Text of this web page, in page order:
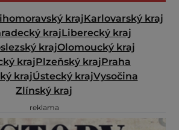
krajKarlovarský kraj
krajLiberecký kraj
krajOlomoucký kraj
krajPlzeňský krajPraha
krajÚstecký krajVysočina
Zlínský kraj
reklama